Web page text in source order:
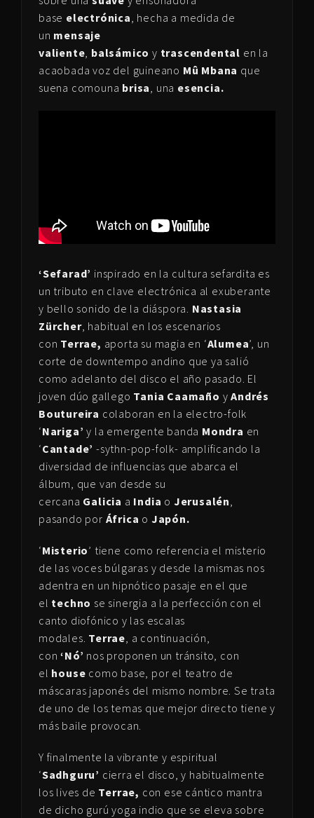
base electrónica , hecha a medida de
un mensaje
valiente balsámicoy trascendental en la
acaobada voz del guineano Mû Mbana que
suena comouna brisa , una esencia.
‘Sefarad’ inspirado en la cultura sefardita es
un tributo en clave electrónica al exuberante
y bello sonido de la diáspora. Nastasia
Zürcher, habitual en los escenarios
con Terrae, aporta su magia en ‘Alumea’, un
corte de downtempo andino que ya salió
como adelanto del disco el año pasado. El
joven dúo gallego Tania Caamaño yAndrés
Boutureira colaboran en la electro-folk
‘Nariga’ y la emergente banda Mondra en
‘Cantade’ -sythn-pop-folk- amplificando la
diversidad de influencias que abarca el
álbum, que van desde su
cercana Galicia a India o Jerusalén,
pasando por África o Japón.
‘Misterio’ tiene como referencia el misterio
de las voces búlgaras y desde la mismas nos
adentra en un hipnótico pasaje en el que
el techno se sinergia a la perfección con el
canto diofónico y las escalas
modales. Terrae, a continuación,
con‘Nó’ nos proponen un tránsito, con
el house como base, por el teatro de
máscaras japonés del mismo nombre. Se trata
de uno de los temas que mejor directo tiene y
más baile provocan.
Y finalmente la vibrante y espiritual
‘Sadhguru’ cierra el disco, y habitualmente
los lives de Terrae, con ese cántico mantra
de dicho gurú yoga indio que se eleva sobre